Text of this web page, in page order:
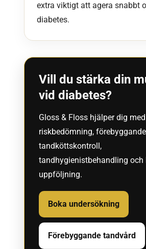
extra viktigt att agera snabbt
diabetes.
Vill du stärka din
vid diabetes?
Gloss & Floss hjälper dig med
riskbedömning,
tandköttskontroll,
tandhygienistbehandling och
uppföljning.
Boka undersökning
Förebyggande tandvård